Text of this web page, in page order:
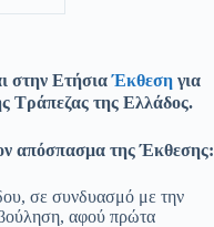
στην ΕτήσιαΈκθεση για
Τράπεζας της Ελλάδος.
απόσπασμα της Έκθεσης:
σε συνδυασμό με την
βούληση, αφού πρώτα